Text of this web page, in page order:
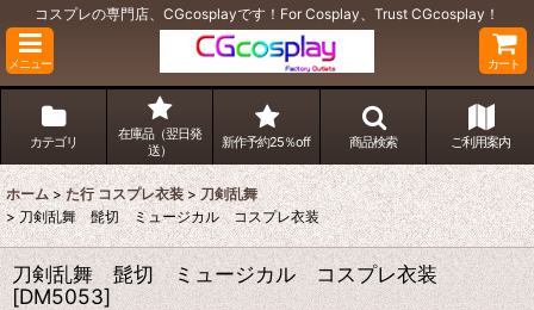
コスプレの専門店、CGcosplayです！For Cosplay、Trust CGcosplay！
メニュー カート
カテゴリ
在庫品（翌日発
送）
新作予約25％off 商品検索 ご利用案内
ホーム > た行 コスプレ衣装 > 刀剣乱舞
> 刀剣乱舞 髭切 ミュージカル コスプレ衣装
刀剣乱舞 髭切 ミュージカル コスプレ衣装
[DM5053]